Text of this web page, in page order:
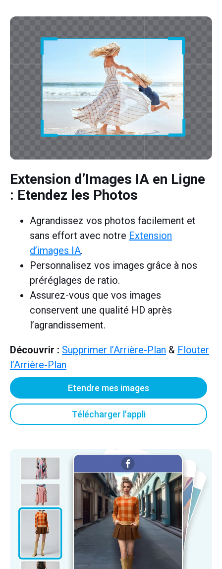
Extension d’Images IA en Ligne
: Etendez les Photos
Agrandissez vos photos facilement et
sans effort avec notre Extension
d’images IA.
Personnalisez vos images grâce à nos
préréglages de ratio.
Assurez-vous que vos images
conservent une qualité HD après
l’agrandissement.
Découvrir : Supprimer l’Arrière-Plan & Flouter
l’Arrière-Plan
Etendre mes images
Télécharger l'appli